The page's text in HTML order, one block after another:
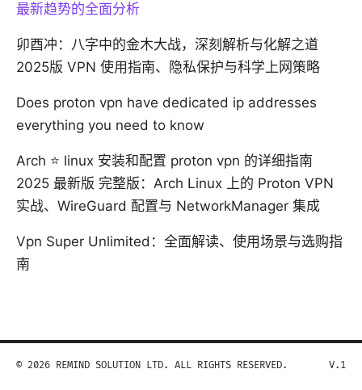
最新趋势的全面分析
卯酉冲：八字中的金木大战，深刻解析与化解之道
2025版 VPN 使用指南、隐私保护与科学上网策略
Does proton vpn have dedicated ip addresses
everything you need to know
Arch ⭐ linux 安装和配置 proton vpn 的详细指南
2025 最新版 完整版：Arch Linux 上的 Proton VPN
实战、WireGuard 配置与 NetworkManager 集成
Vpn Super Unlimited：全面解读、使用场景与选购指
南
© 2026 REMIND SOLUTION LTD. ALL RIGHTS RESERVED. V.1